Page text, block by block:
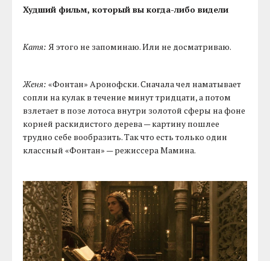
Худший фильм, который вы когда-либо видели
Катя: Я этого не запоминаю. Или не досматриваю.
Женя: «Фонтан» Аронофски. Сначала чел наматывает
сопли на кулак в течение минут тридцати, а потом
взлетает в позе лотоса внутри золотой сферы на фоне
корней раскидистого дерева — картину пошлее
трудно себе вообразить. Так что есть только один
классный «Фонтан» — режиссера Мамина.